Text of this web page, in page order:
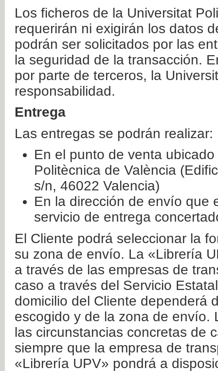
Los ficheros de la Universitat
requerirán ni exigirán los datos
podrán ser solicitados por las
la seguridad de la transacción.
por parte de terceros, la
responsabilidad.
Entrega
Las entregas se podrán realizar:
En el punto de venta
Politècnica de València
s/n, 46022 Valencia)
En la dirección de envío que
servicio de entrega
El Cliente podrá seleccionar la
su zona de envío. La «Librería
a través de las empresas de
caso a través del Servicio
domicilio del Cliente dependerá
escogido y de la zona de envío.
las circunstancias concretas de
siempre que la empresa de
«Librería UPV» pondrá a